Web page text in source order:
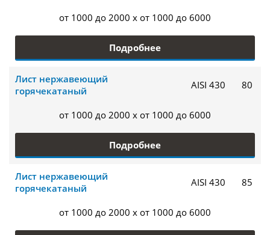
от 1000 до 2000 x от 1000 до 6000
Подробнее
Лист нержавеющий
горячекатаный
AISI 430 80
от 1000 до 2000 x от 1000 до 6000
Подробнее
Лист нержавеющий
горячекатаный
AISI 430 85
от 1000 до 2000 x от 1000 до 6000